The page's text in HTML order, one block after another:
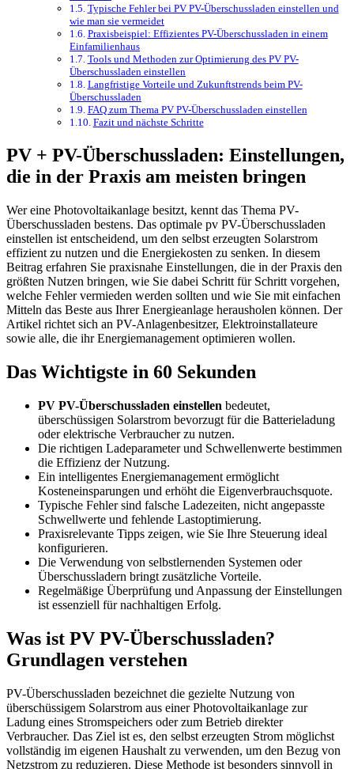
Typische Fehler bei PV PV-Überschussladen einstellen und
wie man sie vermeidet
Praxisbeispiel: Effizientes PV-Überschussladen in einem
Einfamilienhaus
Tools und Methoden zur Optimierung des PV PV-
Überschussladen einstellen
Langfristige Vorteile und Zukunftstrends beim PV-
Überschussladen
FAQ zum Thema PV PV-Überschussladen einstellen
Fazit und nächste Schritte
PV + PV-Überschussladen: Einstellungen,
die in der Praxis am meisten bringen
Wer eine Photovoltaikanlage besitzt, kennt das Thema PV-
Überschussladen bestens. Das optimale pv PV-Überschussladen
einstellen ist entscheidend, um den selbst erzeugten Solarstrom
effizient zu nutzen und die Energiekosten zu senken. In diesem
Beitrag erfahren Sie praxisnahe Einstellungen, die in der Praxis den
größten Nutzen bringen, wie Sie dabei Schritt für Schritt vorgehen,
welche Fehler vermieden werden sollten und wie Sie mit einfachen
Mitteln das Beste aus Ihrer Energieanlage herausholen können. Der
Artikel richtet sich an PV-Anlagenbesitzer, Elektroinstallateure
sowie alle, die ihr Energiemanagement optimieren wollen.
Das Wichtigste in 60 Sekunden
PV PV-Überschussladen einstellen bedeutet,
überschüssigen Solarstrom bevorzugt für die Batterieladung
oder elektrische Verbraucher zu nutzen.
Die richtigen Ladeparameter und Schwellenwerte bestimmen
die Effizienz der Nutzung.
Ein intelligentes Energiemanagement ermöglicht
Kosteneinsparungen und erhöht die Eigenverbrauchsquote.
Typische Fehler sind falsche Ladezeiten, nicht angepasste
Schwellwerte und fehlende Lastoptimierung.
Praxisrelevante Tipps zeigen, wie Sie Ihre Steuerung ideal
konfigurieren.
Die Verwendung von selbstlernenden Systemen oder
Überschussladern bringt zusätzliche Vorteile.
Regelmäßige Überprüfung und Anpassung der Einstellungen
ist essenziell für nachhaltigen Erfolg.
Was ist PV PV-Überschussladen?
Grundlagen verstehen
PV-Überschussladen bezeichnet die gezielte Nutzung von
überschüssigem Solarstrom aus einer Photovoltaikanlage zur
Ladung eines Stromspeichers oder zum Betrieb direkter
Verbraucher. Das Ziel ist es, den selbst erzeugten Strom möglichst
vollständig im eigenen Haushalt zu verwenden, um den Bezug von
Netzstrom zu reduzieren. Diese Methode ist besonders sinnvoll in